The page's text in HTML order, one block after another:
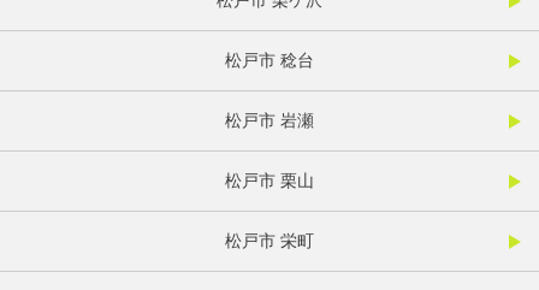
松戸市 稔台
松戸市 岩瀬
松戸市 栗山
松戸市 栄町